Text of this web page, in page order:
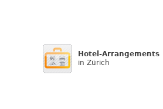
Hotel-Arrangements
in Zürich